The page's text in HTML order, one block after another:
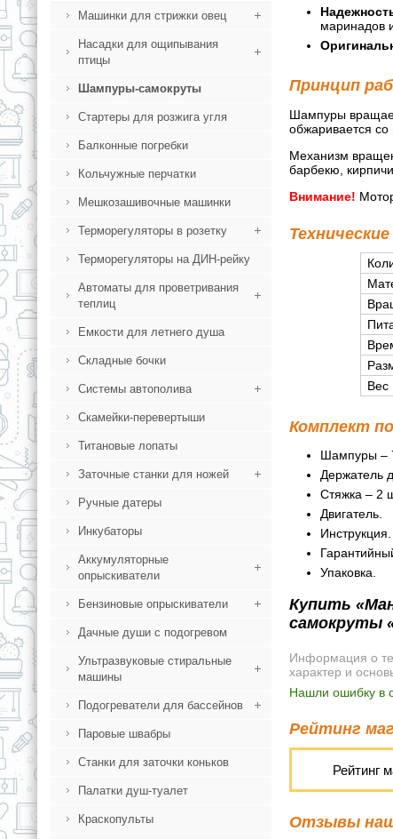
Машинки для стрижки овец
Насадки для ощипывания
птицы
Шампуры-самокруты
Стартеры для розжига угля
Балконные погребки
Кольчужные перчатки
Мешкозашивочные машинки
Терморегуляторы в розетку
Терморегуляторы на ДИН-рейку
Автоматы для проветривания
теплиц
Емкости для летнего душа
Складные бочки
Системы автополива
Скамейки-перевертыши
Титановые лопаты
Заточные станки для ножей
Ручные датеры
Инкубаторы
Аккумуляторные
опрыскиватели
Бензиновые опрыскиватели
Дачные души с подогревом
Ультразвуковые стиральные
машины
Подогреватели для бассейнов
Паровые швабры
Станки для заточки коньков
Палатки душ-туалет
Краскопульты
маринадов
Принцип
Шампуры
обжаривается
Механизм
барбекю,
Внимание!
Вес
Комплект
Шампуры –
Держатель
Стяжка – 2
Двигатель.
Инструкция.
Упаковка.
Купить
самокруты
Информация о
характер и
Нашли ошибку в
Рейтинг
Рейтинг
Отзывы